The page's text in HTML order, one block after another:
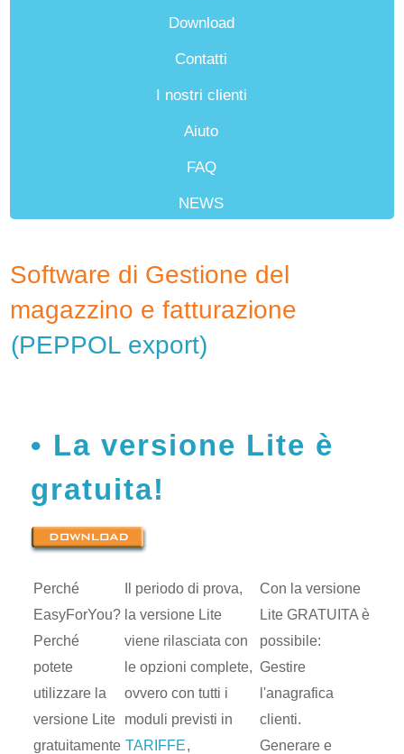
Download
Contatti
I nostri clienti
Aiuto
FAQ
NEWS
Software di Gestione del
magazzino e fatturazione
(PEPPOL export)
La versione Lite è
gratuita!
Perché
EasyForYou?
Perché
potete
utilizzare la
versione Lite
gratuitamente
Il periodo di prova,
la versione Lite
viene rilasciata con
le opzioni complete,
ovvero con tutti i
moduli previsti in
TARIFFE,
Con la versione
Lite GRATUITA è
possibile:
Gestire
l'anagrafica
clienti.
Generare e